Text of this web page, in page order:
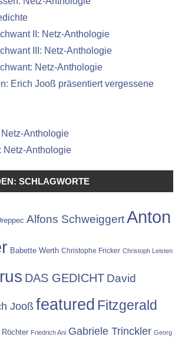
II: Netz-Anthologie
III: Netz-Anthologie
Netz-Anthologie
Erich Jooß präsentiert vergessene
Anthologie
Netz-Anthologie
SCHLAGWORTE
Alfons SchweiggertAnton
Babette Werth Christophe Fricker Christoph Leisten
DAS GEDICHT David
Jooßfeatured Fitzgerald
Friedrich Ani Gabriele Trinckler Georg